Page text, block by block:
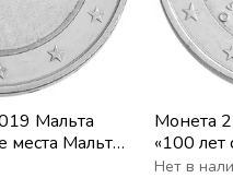
Мальта
места Мальты
Монета
«100
Нет в